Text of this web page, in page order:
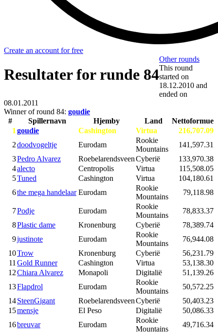
Create an account for free
Resultater for runde 84
Other rounds
This round
started on
18.12.2010 and
ended on
08.01.2011
Winner of round 84: goudie
#
Spillernavn Hjemby Land
Nettoformue
1goudie Cashington Virtua
216,707.09
2doodvogeltje Eurodam
Rookie
Mountains
141,597.31
3Pedro Alvarez RoebelarendsveenCyberië
133,970.38
4alecto Centropolis Virtua
115,508.05
5Tuned Cashington Virtua
104,180.61
6the mega handelaar Eurodam
Rookie
Mountains
79,118.98
7Podje Eurodam
Rookie
Mountains
78,833.37
8Plastic dame Kronenburg Cyberië
78,389.74
9justinote Eurodam
Rookie
Mountains
76,944.08
10Trow Kronenburg Cyberië
56,231.79
11Gold Runner Cashington Virtua
53,138.30
12Chiara Alvarez Monapoli Digitalië
51,139.26
13Flapdrol Eurodam
Rookie
Mountains
50,572.25
14SteenGigant RoebelarendsveenCyberië
50,403.23
15mensje El Peso Digitalië
50,086.33
16breuvar Eurodam
Rookie
Mountains
49,716.34